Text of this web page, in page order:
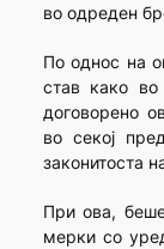
во одреден
По однос на
став како во
договорено
во секој
законитоста
При ова,
мерки со